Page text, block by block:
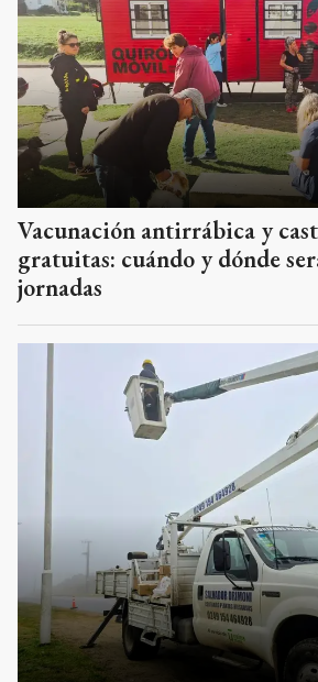
Vacunación antirrábica y
gratuitas: cuándo y dónde
jornadas